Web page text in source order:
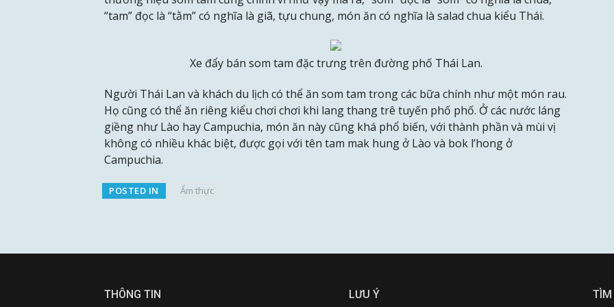
“tam” đọc là “tằm” có nghĩa là giã, tựu chung, món ăn có nghĩa là salad chua kiểu Thái.
Xe đẩy bán som tam đặc trưng trên đường phố Thái Lan.
Người Thái Lan và khách du lịch có thể ăn som tam trong các bữa chính như một món rau.
Họ cũng có thể ăn riêng kiểu chơi chơi khi lang thang trê tuyến phố phố. Ở các nước láng
giềng như Lào hay Campuchia, món ăn này cũng khá phổ biến, với thành phần và mùi vị
không có nhiều khác biệt, được gọi với tên tam mak hung ở Lào và bok l’hong ở
Campuchia.
POSTED IN Ẩm thực
THÔNG TIN LƯU Ý TÌM